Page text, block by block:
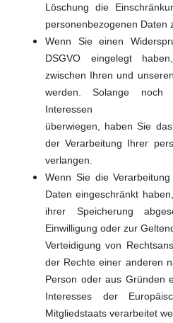
Löschung die
personenbezogenen Daten
Wenn Sie einen
DSGVO eingelegt
zwischen Ihren und
werden. Solange noch
Interessen
überwiegen, haben Sie
der Verarbeitung Ihrer
verlangen.
Wenn Sie die
Daten eingeschränkt
ihrer Speicherung
Einwilligung oder zur
Verteidigung von
der Rechte einer anderen
Person oder aus Gründen
Interesses der
Mitgliedstaats verarbeitet